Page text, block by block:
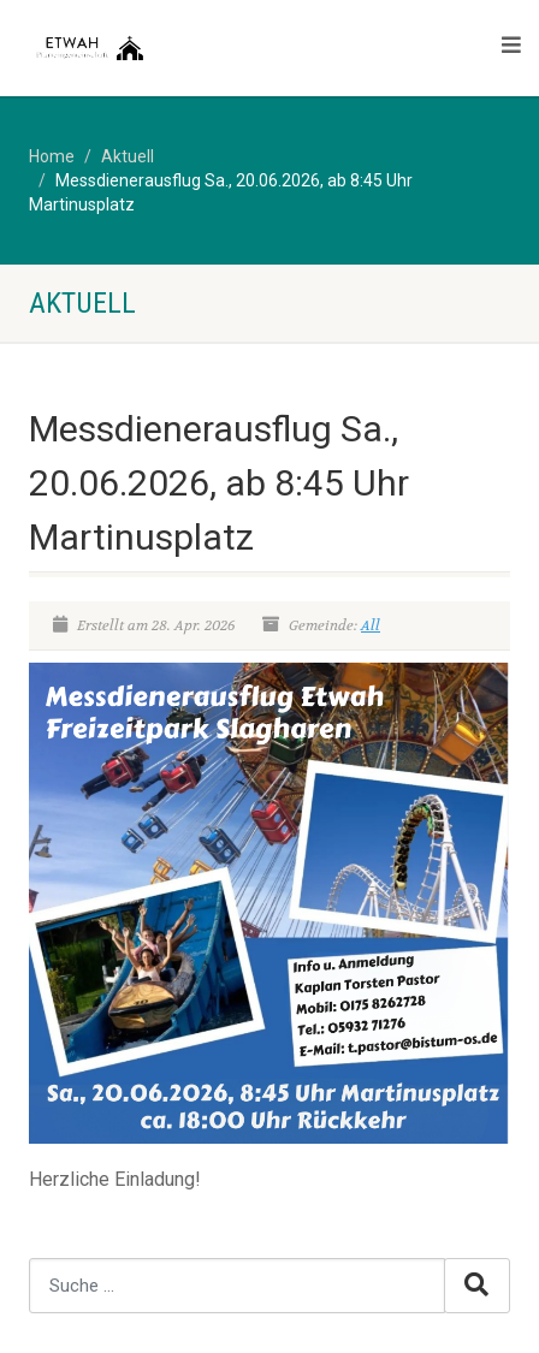
Home
Aktuell
Messdienerausflug Sa., 20.06.2026, ab 8:45 Uhr
Martinusplatz
AKTUELL
Messdienerausflug Sa.,
20.06.2026, ab 8:45 Uhr
Martinusplatz
Erstellt am 28. Apr. 2026 Gemeinde:All
Herzliche Einladung!